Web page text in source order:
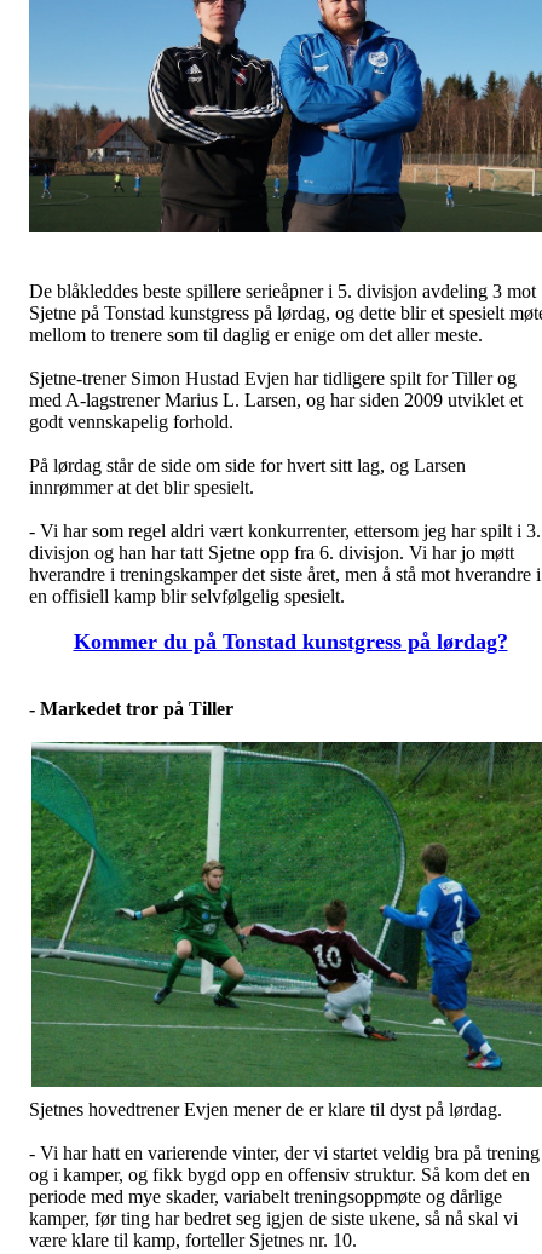
De blåkleddes beste spillere serieåpner i 5. divisjon avdeling 3 mot
Sjetne på Tonstad kunstgress på lørdag, og dette blir et spesielt
mellom to trenere som til daglig er enige om det aller meste.
Sjetne-trener Simon Hustad Evjen har tidligere spilt for Tiller og
med A-lagstrener Marius L. Larsen, og har siden 2009 utviklet et
godt vennskapelig forhold.
På lørdag står de side om side for hvert sitt lag, og Larsen
innrømmer at det blir spesielt.
- Vi har som regel aldri vært konkurrenter, ettersom jeg har spilt i 3.
divisjon og han har tatt Sjetne opp fra 6. divisjon. Vi har jo møtt
hverandre i treningskamper det siste året, men å stå mot hverandre i
en offisiell kamp blir selvfølgelig spesielt.
Kommer du på Tonstad kunstgress på lørdag?
- Markedet tror på Tiller
Sjetnes hovedtrener Evjen mener de er klare til dyst på lørdag.
- Vi har hatt en varierende vinter, der vi startet veldig bra på trening
og i kamper, og fikk bygd opp en offensiv struktur. Så kom det en
periode med mye skader, variabelt treningsoppmøte og dårlige
kamper, før ting har bedret seg igjen de siste ukene, så nå skal vi
være klare til kamp, forteller Sjetnes nr. 10.